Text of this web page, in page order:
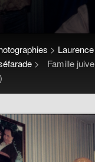
> Laurence
>
Famille juive